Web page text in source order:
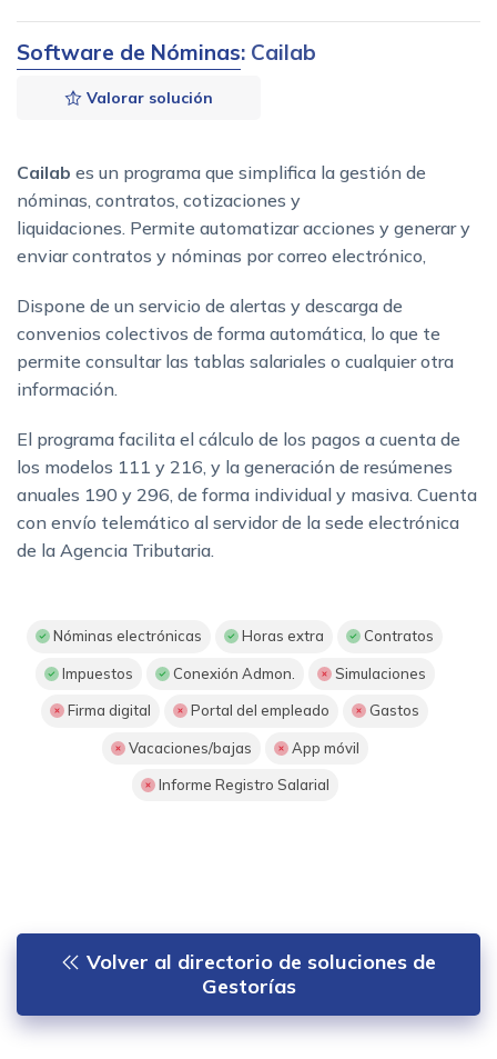
Software de Nóminas: Cailab
Valorar solución
Cailab es un programa que simplifica la gestión de
nóminas, contratos, cotizaciones y
liquidaciones. Permite automatizar acciones y generar y
enviar contratos y nóminas por correo electrónico,
Dispone de un servicio de alertas y descarga de
convenios colectivos de forma automática, lo que te
permite consultar las tablas salariales o cualquier otra
información.
El programa facilita el cálculo de los pagos a cuenta de
los modelos 111 y 216, y la generación de resúmenes
anuales 190 y 296, de forma individual y masiva. Cuenta
con envío telemático al servidor de la sede electrónica
de la Agencia Tributaria.
Nóminas electrónicas Horas extra Contratos
Impuestos Conexión Admon. Simulaciones
Firma digital Portal del empleado Gastos
Vacaciones/bajas App móvil
Informe Registro Salarial
Volver al directorio de soluciones de
Gestorías